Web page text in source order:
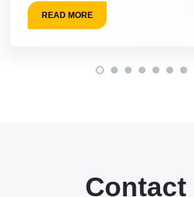
READ MORE
Contact